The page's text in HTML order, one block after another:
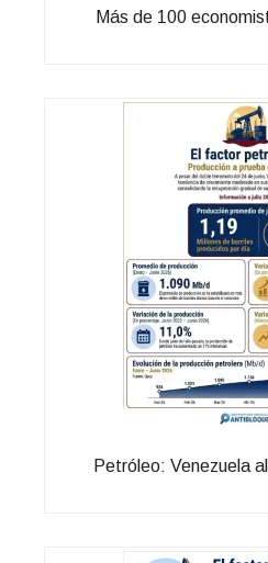
Más de 100
Petróleo: Venezuela